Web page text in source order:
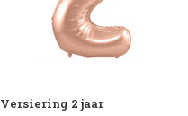
Versiering 2 jaar